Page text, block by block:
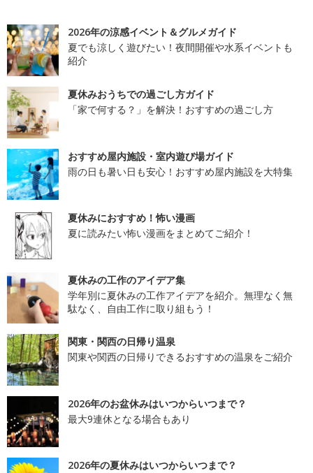
2026年の涼感イベント＆グルメガイド
夏でも涼しく遊びたい！夜間開催や水系イベントも
紹介
夏休みおうちでの過ごし方ガイド
「家で何する？」を解決！おすすめの過ごし方
おすすめ屋内施設・室内遊び場ガイド
雨の日も暑い日も安心！おすすめ屋内施設を大特集
夏休みにおすすめ！怖い漫画
夏に読みたい怖い漫画をまとめてご紹介！
夏休みの工作のアイデア集
学年別に夏休みの工作アイデアを紹介。無理なく無
駄なく、自由工作に取り組もう！
関東・関西の日帰り温泉
関東や関西の日帰りできるおすすめの温泉をご紹介
2026年のお盆休みはいつからいつまで？
最大9連休となる場合もあり
2026年の夏休みはいつからいつまで？